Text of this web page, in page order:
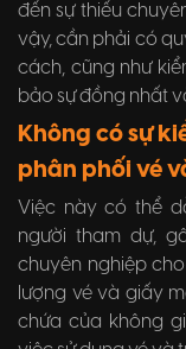
đến sự thiếu
vậy, cần phải có
cách, cũng như
bảo sự đồng nhất
Không có sự
phân phối vé
Việc này có thể
người tham dự,
chuyên nghiệp
lượng vé và giấy
chứa của không